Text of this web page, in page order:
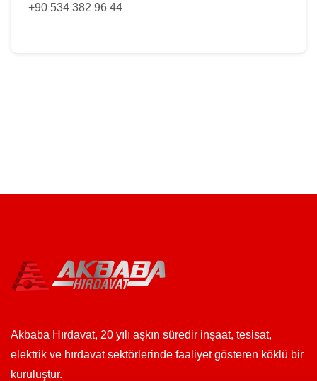
+90 534 382 96 44
Akbaba Hırdavat, 20 yılı aşkın süredir inşaat, tesisat,
elektrik ve hırdavat sektörlerinde faaliyet gösteren köklü bir
kuruluştur.